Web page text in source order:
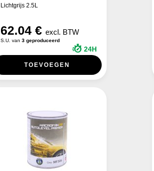
Lichtgrijs 2.5L
62.04 € excl. BTW
S.U. van 3 geproduceerd
24H
TOEVOEGEN